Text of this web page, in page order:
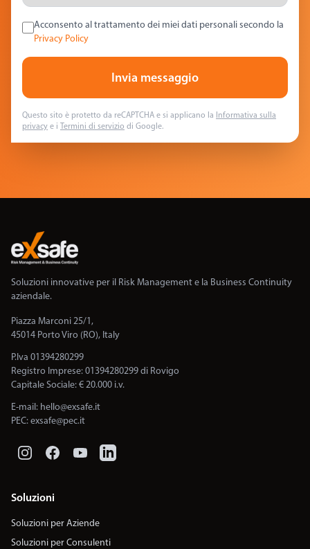
Acconsento al trattamento dei miei dati personali secondo la
Privacy Policy
Invia messaggio
Questo sito è protetto da reCAPTCHA e si applicano la Informativa sulla
privacy e i Termini di servizio di Google.
Soluzioni innovative per il Risk Management e la Business Continuity
aziendale.
Piazza Marconi 25/1,
45014 Porto Viro (RO), Italy
P.Iva 01394280299
Registro Imprese: 01394280299 di Rovigo
Capitale Sociale: € 20.000 i.v.
E-mail: hello@exsafe.it
PEC:exsafe@pec.it
Soluzioni
Soluzioni per Aziende
Soluzioni per Consulenti